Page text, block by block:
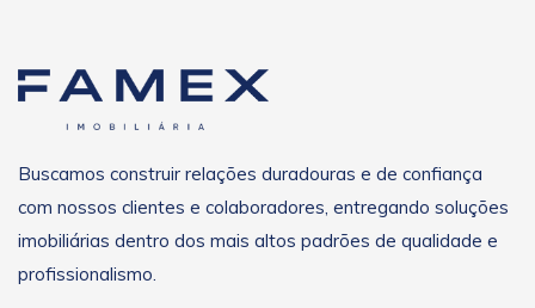
Buscamos construir relações duradouras e de confiança
com nossos clientes e colaboradores, entregando soluções
imobiliárias dentro dos mais altos padrões de qualidade e
profissionalismo.